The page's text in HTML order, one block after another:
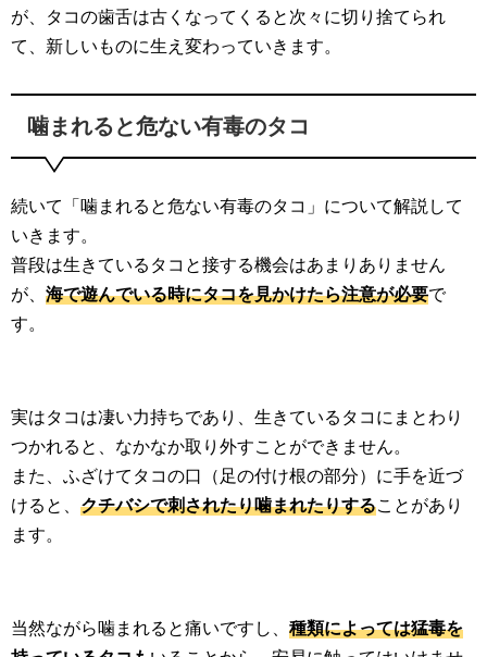
が、タコの歯舌は古くなってくると次々に切り捨てられ
て、新しいものに生え変わっていきます。
噛まれると危ない有毒のタコ
続いて「噛まれると危ない有毒のタコ」について解説して
いきます。
普段は生きているタコと接する機会はあまりありません
が、 海で遊んでいる時にタコを見かけたら注意が必要で
す。
実はタコは凄い力持ちであり、生きているタコにまとわり
つかれると、なかなか取り外すことができません。
また、ふざけてタコの口（足の付け根の部分）に手を近づ
けると、 クチバシで刺されたり噛まれたりすることがあり
ます。
当然ながら噛まれると痛いですし、 種類によっては猛毒を